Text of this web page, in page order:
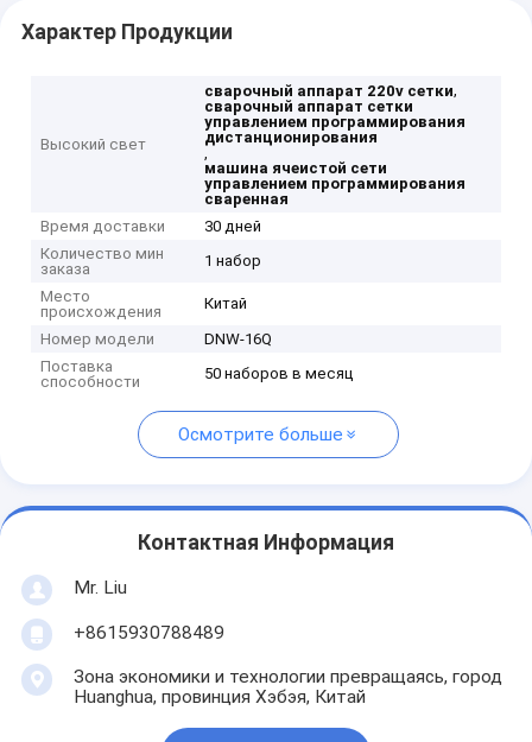
Характер Продукции
Высокий свет
сварочный аппарат 220v сетки,
сварочный аппарат сетки
управлением программирования
дистанционирования
,
машина ячеистой сети
управлением программирования
сваренная
Время доставки
30 дней
Количество мин
заказа
1 набор
Место
происхождения
Китай
Номер модели
DNW-16Q
Поставка
способности
50 наборов в месяц
Осмотрите больше
Контактная Информация
Mr. Liu
+8615930788489
Зона экономики и технологии превращаясь, город
Huanghua, провинция Хэбэя, Китай